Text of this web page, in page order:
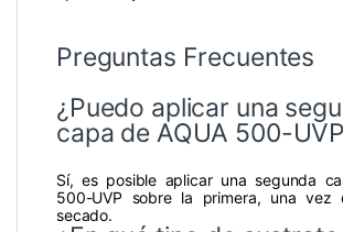
Preguntas Frecuentes
¿Puedo aplicar una
capa de AQUA 500-
Sí, es posible aplicar una segunda
500-UVP sobre la primera, una vez
secado.